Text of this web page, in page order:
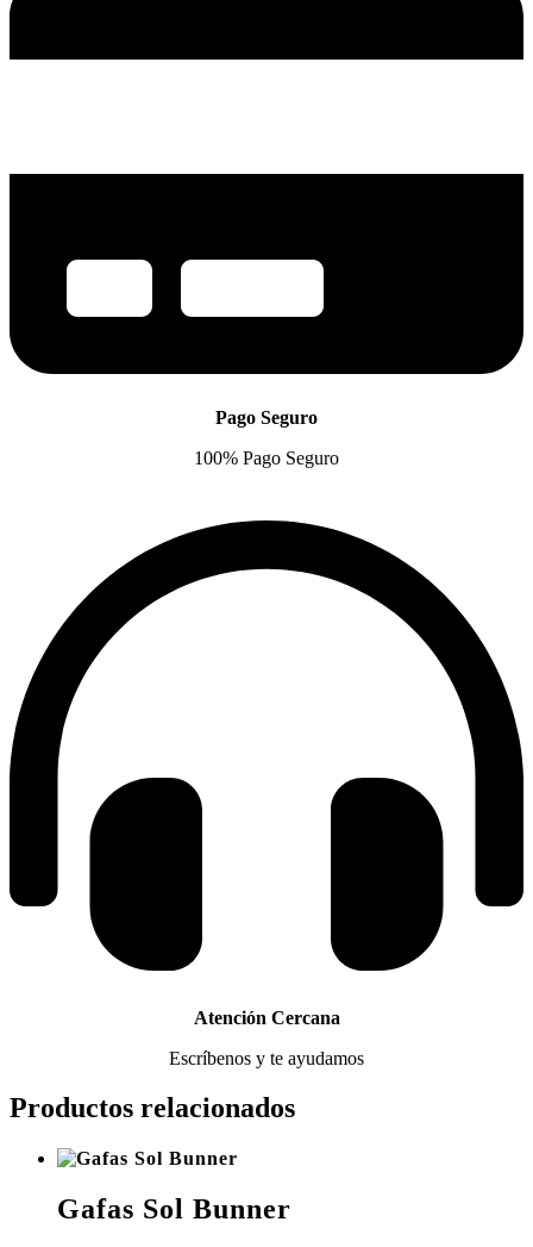
Pago Seguro
100% Pago Seguro
Atención Cercana
Escríbenos y te ayudamos
Productos relacionados
Gafas Sol Bunner